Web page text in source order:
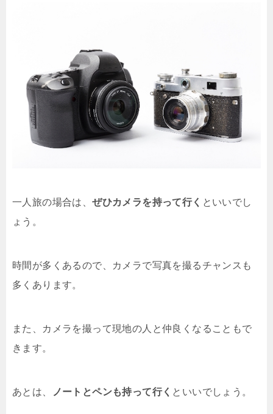
一人旅の場合は、ぜひカメラを持って行く といいでし
ょう。
時間が多くあるので、カメラで写真を撮るチャンスも
多くあります。
また、カメラを撮って現地の人と仲良くなることもで
きます。
あとは、 ノートとペンも持って行く といいでしょう。